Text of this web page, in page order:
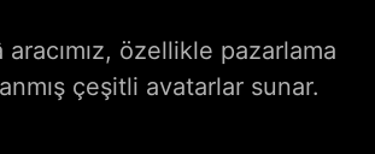
özellikle pazarlama
çeşitli avatarlar sunar.